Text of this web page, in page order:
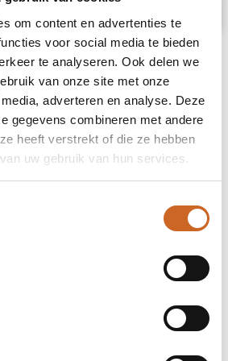
om content en advertenties te
voor social media te bieden
te analyseren. Ook delen we
van onze site met onze
adverteren en analyse. Deze
gegevens combineren met andere
heeft verstrekt of die ze hebben
uw gebruik van hun services.